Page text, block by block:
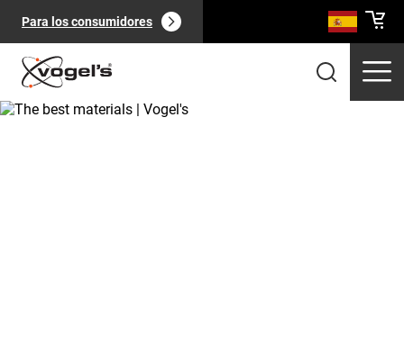
Para los consumidores